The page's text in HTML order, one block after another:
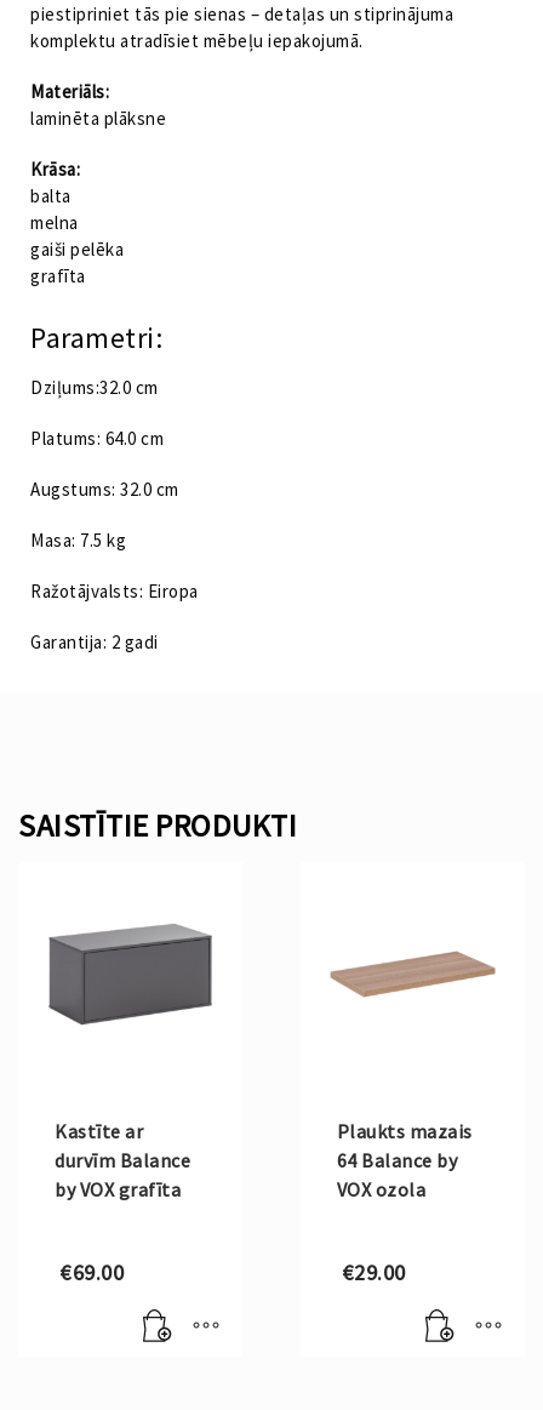
piestipriniet tās pie sienas – detaļas un stiprinājuma
komplektu atradīsiet mēbeļu iepakojumā.
Materiāls:
laminēta plāksne
Krāsa:
balta
melna
gaiši pelēka
grafīta
Parametri:
Dziļums:32.0 cm
Platums: 64.0 cm
Augstums: 32.0 cm
Masa: 7.5 kg
Ražotājvalsts: Eiropa
Garantija: 2 gadi
SAISTĪTIE PRODUKTI
Kastīte ar
durvīm Balance
by VOX grafīta
€69.00
Plaukts mazais
64 Balance by
VOX ozola
€29.00